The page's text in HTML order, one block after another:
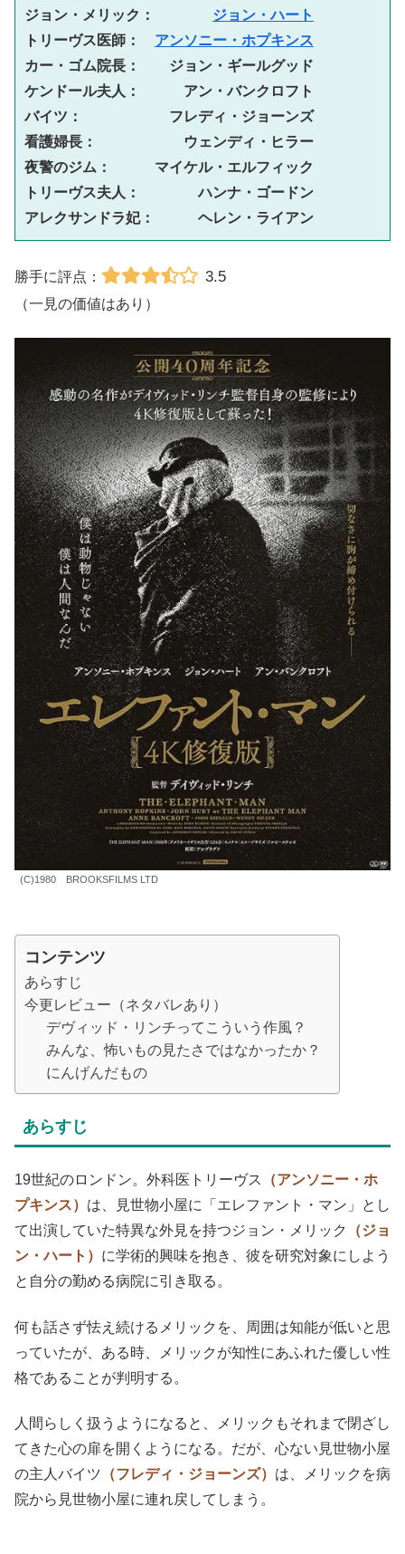
ジョン・メリック： ジョン・ハート
トリーヴス医師： アンソニー・ホプキンス
カー・ゴム院長：　　ジョン・ギールグッド
ケンドール夫人：　　　アン・バンクロフト
バイツ：　　　　　　フレディ・ジョーンズ
看護婦長：　　　　　　ウェンディ・ヒラー
夜警のジム：　　　マイケル・エルフィック
トリーヴス夫人：　　　　ハンナ・ゴードン
アレクサンドラ妃：　　　ヘレン・ライアン
勝手に評点： 3.5
（一見の価値はあり）
(C)1980 BROOKSFILMS LTD
コンテンツ
あらすじ
今更レビュー（ネタバレあり）
デヴィッド・リンチってこういう作風？
みんな、怖いもの見たさではなかったか？
にんげんだもの
あらすじ
19世紀のロンドン。外科医トリーヴス
（アンソニー・ホ
プキンス） は、見世物小屋に「エレファント・マン」とし
て出演していた特異な外見を持つジョン・メリック
（ジョ
ン・ハート） に学術的興味を抱き、彼を研究対象にしよう
と自分の勤める病院に引き取る。
何も話さず怯え続けるメリックを、周囲は知能が低いと思
っていたが、ある時、メリックが知性にあふれた優しい性
格であることが判明する。
人間らしく扱うようになると、メリックもそれまで閉ざし
てきた心の扉を開くようになる。だが、心ない見世物小屋
の主人バイツ （フレディ・ジョーンズ） は、メリックを病
院から見世物小屋に連れ戻してしまう。